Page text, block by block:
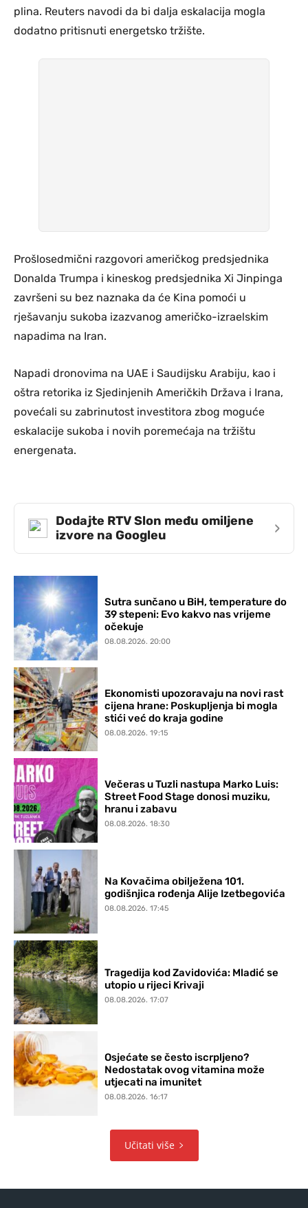
plina. Reuters navodi da bi dalja eskalacija mogla
dodatno pritisnuti energetsko tržište.
Prošlosedmični razgovori američkog predsjednika
Donalda Trumpa i kineskog predsjednika Xi Jinpinga
završeni su bez naznaka da će Kina pomoći u
rješavanju sukoba izazvanog američko-izraelskim
napadima na Iran.
Napadi dronovima na UAE i Saudijsku Arabiju, kao i
oštra retorika iz Sjedinjenih Američkih Država i Irana,
povećali su zabrinutost investitora zbog moguće
eskalacije sukoba i novih poremećaja na tržištu
energenata.
Dodajte RTV Slon među omiljene
izvore na Googleu
›
Sutra sunčano u BiH, temperature do
39 stepeni: Evo kakvo nas vrijeme
očekuje
08.08.2026. 20:00
Ekonomisti upozoravaju na novi rast
cijena hrane: Poskupljenja bi mogla
stići već do kraja godine
08.08.2026. 19:15
Večeras u Tuzli nastupa Marko Luis:
Street Food Stage donosi muziku,
hranu i zabavu
08.08.2026. 18:30
Na Kovačima obilježena 101.
godišnjica rođenja Alije Izetbegovića
08.08.2026. 17:45
Tragedija kod Zavidovića: Mladić se
utopio u rijeci Krivaji
08.08.2026. 17:07
Osjećate se često iscrpljeno?
Nedostatak ovog vitamina može
utjecati na imunitet
08.08.2026. 16:17
Učitati više